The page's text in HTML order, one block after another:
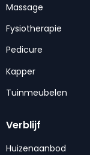
Massage
Fysiotherapie
Pedicure
Kapper
Tuinmeubelen
Verblijf
Huizenaanbod